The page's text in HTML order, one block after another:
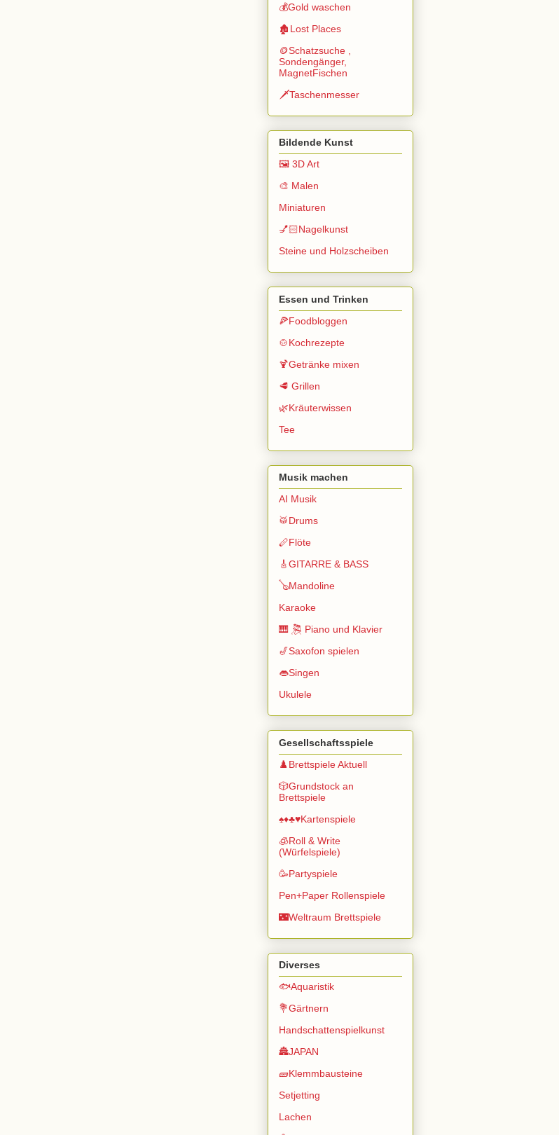
💰Gold waschen
🏚️Lost Places
🪙Schatzsuche ,
Sondengänger,
MagnetFischen
🗡️Taschenmesser
Bildende Kunst
🖼️ 3D Art
🎨 Malen
Miniaturen
💅🏻Nagelkunst
Steine und Holzscheiben
Essen und Trinken
🍕Foodbloggen
🍲Kochrezepte
🍹Getränke mixen
🥩 Grillen
🌿Kräuterwissen
Tee
Musik machen
AI Musik
🥁Drums
🪈Flöte
🎸GITARRE & BASS
🪕Mandoline
Karaoke
🎹 🎘 Piano und Klavier
🎷Saxofon spielen
👄Singen
Ukulele
Gesellschaftsspiele
♟️Brettspiele Aktuell
🎲Grundstock an
Brettspiele
♠️♦️♣️♥️Kartenspiele
🧊Roll & Write
(Würfelspiele)
🥳Partyspiele
Pen+Paper Rollenspiele
🌃Weltraum Brettspiele
Diverses
🐟Aquaristik
💐Gärtnern
Handschattenspielkunst
🏯JAPAN
🧱Klemmbausteine
Setjetting
Lachen